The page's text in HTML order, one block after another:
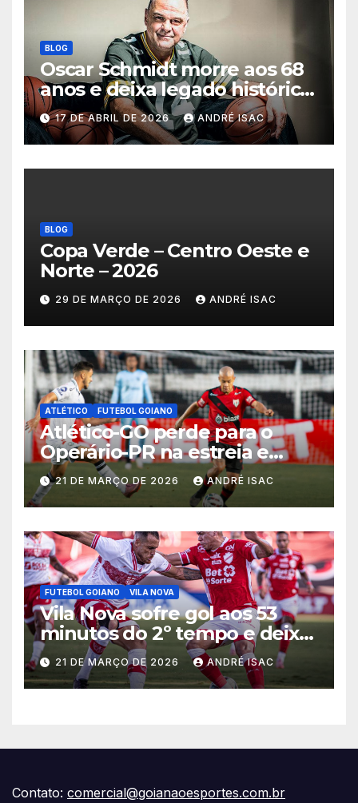
BLOG
Oscar Schmidt morre aos 68
anos e deixa legado histórico
no basquete mundial
17 DE ABRIL DE 2026 ANDRÉ ISAC
BLOG
Copa Verde – Centro Oeste e
Norte – 2026
29 DE MARÇO DE 2026 ANDRÉ ISAC
ATLÉTICO FUTEBOL GOIANO
Atlético-GO perde para o
Operário-PR na estreia e
começa sob pressão a Série B
2026
21 DE MARÇO DE 2026 ANDRÉ ISAC
FUTEBOL GOIANO VILA NOVA
Vila Nova sofre gol aos 53
minutos do 2º tempo e deixa
vitória escapar na estreia da
Série B
21 DE MARÇO DE 2026 ANDRÉ ISAC
Contato: comercial@goianaoesportes.com.br